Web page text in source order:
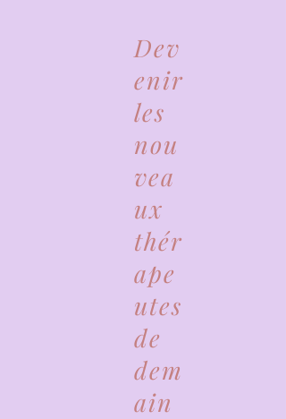
Dev
enir
les
nou
vea
ux
thér
ape
utes
de
dem
ain